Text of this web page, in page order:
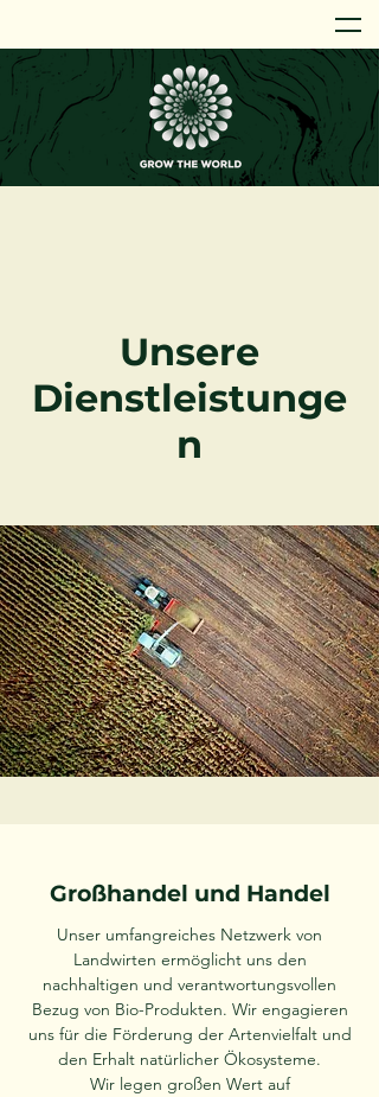
Unsere
Dienstleistunge
n
Großhandel und Handel
Unser umfangreiches Netzwerk von
Landwirten ermöglicht uns den
nachhaltigen und verantwortungsvollen
Bezug von Bio-Produkten. Wir engagieren
uns für die Förderung der Artenvielfalt und
den Erhalt natürlicher Ökosysteme.
Wir legen großen Wert auf